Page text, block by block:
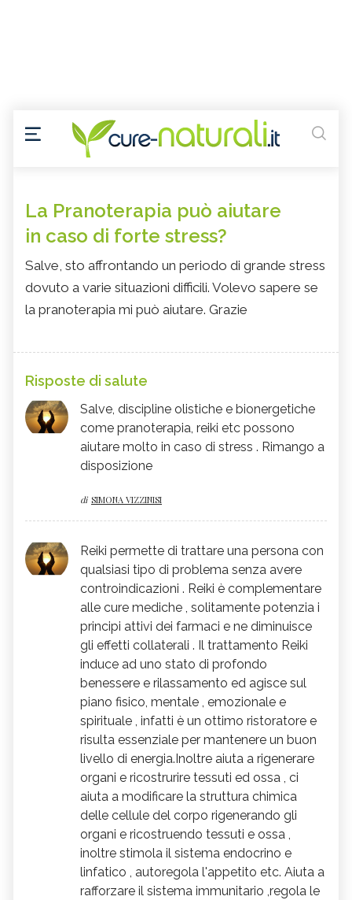
La Pranoterapia può aiutare
in caso di forte stress?
Salve, sto affrontando un periodo di grande stress
dovuto a varie situazioni difficili. Volevo sapere se
la pranoterapia mi può aiutare. Grazie
Risposte di salute
Salve, discipline olistiche e bionergetiche
come pranoterapia, reiki etc possono
aiutare molto in caso di stress . Rimango a
disposizione
di SIMONA VIZZINISI
Reiki permette di trattare una persona con
qualsiasi tipo di problema senza avere
controindicazioni . Reiki è complementare
alle cure mediche , solitamente potenzia i
principi attivi dei farmaci e ne diminuisce
gli effetti collaterali . Il trattamento Reiki
induce ad uno stato di profondo
benessere e rilassamento ed agisce sul
piano fisico, mentale , emozionale e
spirituale , infatti è un ottimo ristoratore e
risulta essenziale per mantenere un buon
livello di energia.Inoltre aiuta a rigenerare
organi e ricostrurire tessuti ed ossa , ci
aiuta a modificare la struttura chimica
delle cellule del corpo rigenerando gli
organi e ricostruendo tessuti e ossa ,
inoltre stimola il sistema endocrino e
linfatico , autoregola l'appetito etc. Aiuta a
rafforzare il sistema immunitario ,regola le